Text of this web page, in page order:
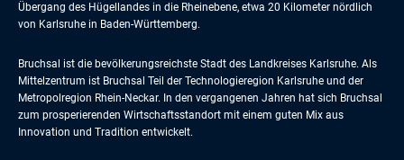
Übergang des Hügellandes in die Rheinebene, etwa 20 Kilometer nördlich
von Karlsruhe in Baden-Württemberg.
Bruchsal ist die bevölkerungsreichste Stadt des Landkreises Karlsruhe. Als
Mittelzentrum ist Bruchsal Teil der Technologieregion Karlsruhe und der
Metropolregion Rhein-Neckar. In den vergangenen Jahren hat sich Bruchsal
zum prosperierenden Wirtschaftsstandort mit einem guten Mix aus
Innovation und Tradition entwickelt.